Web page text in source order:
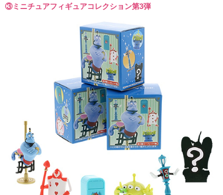
③ミニチュアフィギュアコレクション第3弾